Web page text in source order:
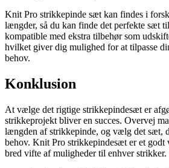
Knit Pro strikkepinde sæt kan findes i
længder, så du kan finde det perfekte sæt
kompatible med ekstra tilbehør som
hvilket giver dig mulighed for at tilpasse
behov.
Konklusion
At vælge det rigtige strikkepindesæt er
strikkeprojekt bliver en succes. Overvej
længden af ​​strikkepinde, og vælg det sæt,
behov. Knit Pro strikkepindesæt er et godt
bred vifte af muligheder til enhver strikker.